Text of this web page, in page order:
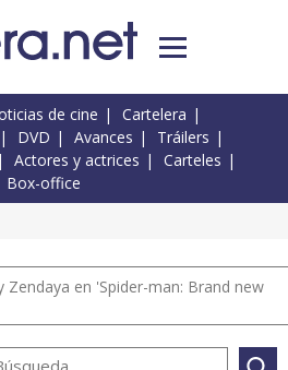
de cine
Cartelera
DVD Avances
Tráilers
Actores y actrices
Carteles
Box-office
Zendaya en 'Spider-man: Brand new